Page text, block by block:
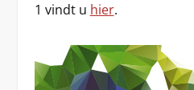
1 vindt u hier.